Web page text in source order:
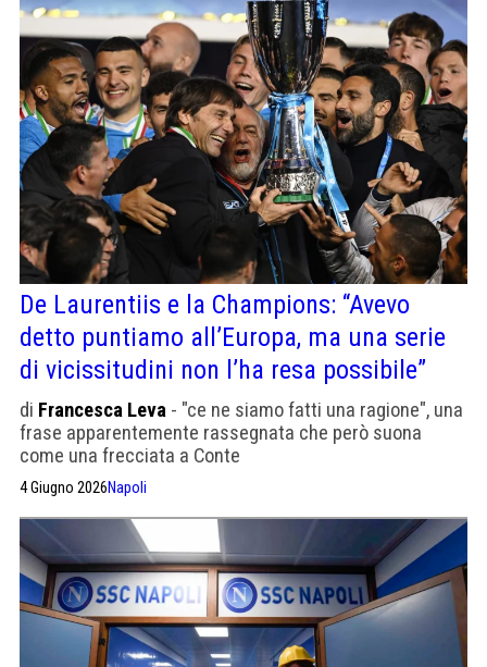
De Laurentiis e la Champions: “Avevo
detto puntiamo all’Europa, ma una serie
di vicissitudini non l’ha resa possibile”
di Francesca Leva - "ce ne siamo fatti una ragione", una
frase apparentemente rassegnata che però suona
come una frecciata a Conte
4 Giugno 2026Napoli